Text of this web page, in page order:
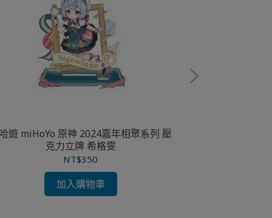
遊 miHoYo 原神 2024嘉年相聚系列 壓
克力立牌 希格雯
NT$350
加入購物車